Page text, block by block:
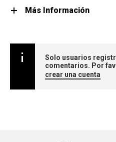
Más Información
Solo usuarios
comentarios. Por
crear una cuenta